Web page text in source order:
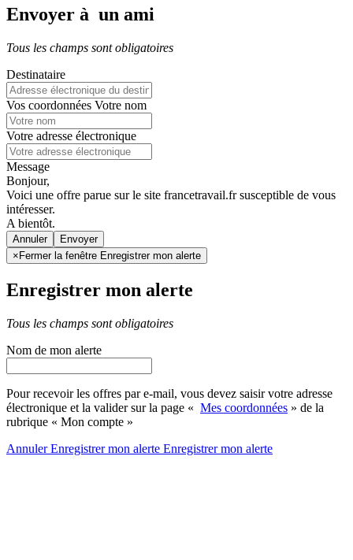
Envoyer à un ami
Tous les champs sont obligatoires
Destinataire
Vos coordonnées Votre nom
Votre adresse électronique
Message
Bonjour,
Voici une offre parue sur le site francetravail.fr susceptible de vous
intéresser.
A bientôt.
Annuler
× Fermer la fenêtre Enregistrer mon alerte
Enregistrer mon alerte
Tous les champs sont obligatoires
Nom de mon alerte
Pour recevoir les offres par e-mail, vous devez saisir votre adresse
électronique et la valider sur la page « Mes coordonnées » de la
rubrique « Mon compte »
AnnulerEnregistrer mon alerte Enregistrermon alerte